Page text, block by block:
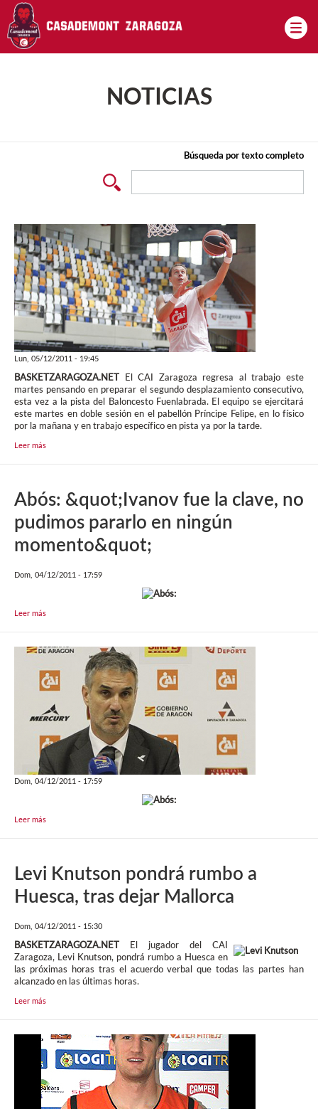
Pasar al contenido principal
NOTICIAS
Búsqueda por texto completo
Lun, 05/12/2011 - 19:45
BASKETZARAGOZA.NET El CAI Zaragoza regresa al trabajo este
martes pensando en preparar el segundo desplazamiento consecutivo,
esta vez a la pista del Baloncesto Fuenlabrada. El equipo se ejercitará
este martes en doble sesión en el pabellón Príncipe Felipe, en lo físico
por la mañana y en trabajo específico en pista ya por la tarde.
Leer más
Abós: &quot;Ivanov fue la clave, no
pudimos pararlo en ningún
momento&quot;
Dom, 04/12/2011 - 17:59
Leer más
Dom, 04/12/2011 - 17:59
Leer más
Levi Knutson pondrá rumbo a
Huesca, tras dejar Mallorca
Dom, 04/12/2011 - 15:30
BASKETZARAGOZA.NET El jugador del CAI
Zaragoza, Levi Knutson, pondrá rumbo a Huesca en
las próximas horas tras el acuerdo verbal que todas las partes han
alcanzado en las últimas horas.
Leer más